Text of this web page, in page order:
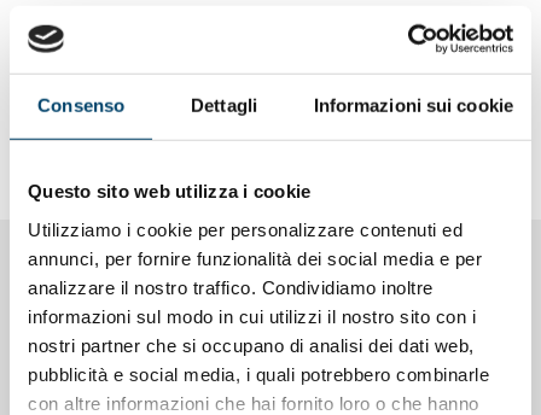
Consenso Dettagli Informazioni sui cookie
Questo sito web utilizza i cookie
Utilizziamo i cookie per personalizzare contenuti ed
annunci, per fornire funzionalità dei social media e per
analizzare il nostro traffico. Condividiamo inoltre
informazioni sul modo in cui utilizzi il nostro sito con i
nostri partner che si occupano di analisi dei dati web,
pubblicità e social media, i quali potrebbero combinarle
con altre informazioni che hai fornito loro o che hanno
Fonte:
Reuters Staff
NOTIZIE CORRELATE